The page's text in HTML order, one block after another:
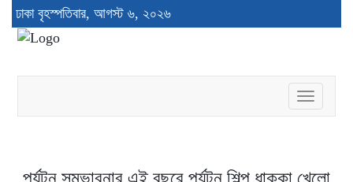
ঢাকা বৃহস্পতিবার, আগস্ট ৬, ২০২৬
Toggle